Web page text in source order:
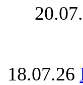
18.07.26